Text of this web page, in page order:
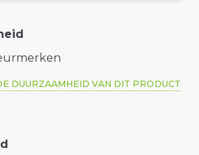
DUURZAAMHEID VAN DIT PRODUCT